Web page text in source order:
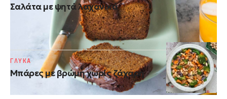
Σαλάτα με ψητά λαχανικά
Μπάρες με βρώμη χωρίς ζάχαρη
ΓΛΥΚΑ